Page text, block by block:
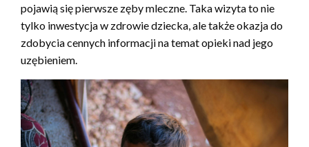
pojawią się pierwsze zęby mleczne. Taka wizyta to nie
tylko inwestycja w zdrowie dziecka, ale także okazja do
zdobycia cennych informacji na temat opieki nad jego
uzębieniem.